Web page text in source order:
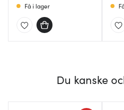
Få i lager
Du kanske